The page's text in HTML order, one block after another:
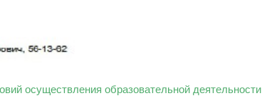
осуществления образовательной деятельности